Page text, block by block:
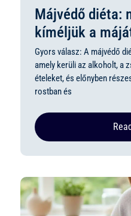
Májvédő diéta:
kíméljük a
Gyors válasz: A májvédő
amely kerüli az alkoholt, a
ételeket, és előnyben
rostban és